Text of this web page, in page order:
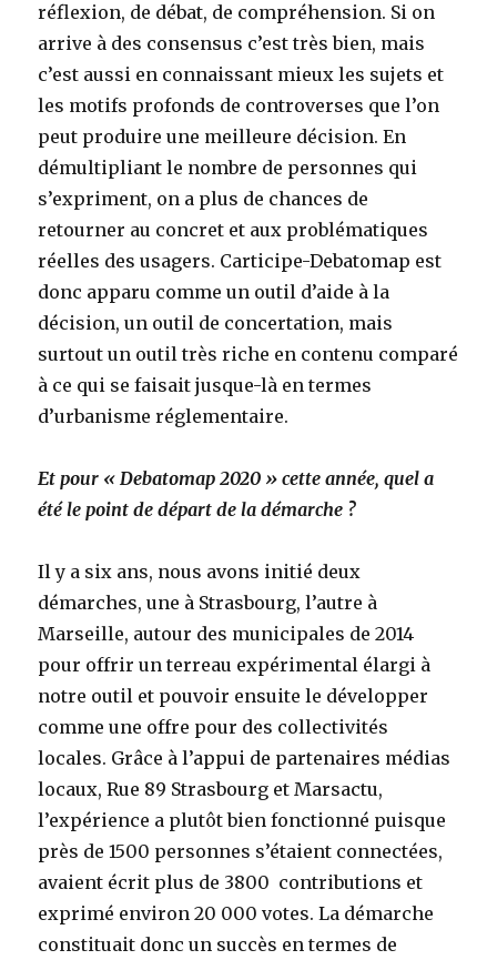
réflexion, de débat, de compréhension. Si on
arrive à des consensus c’est très bien, mais
c’est aussi en connaissant mieux les sujets et
les motifs profonds de controverses que l’on
peut produire une meilleure décision. En
démultipliant le nombre de personnes qui
s’expriment, on a plus de chances de
retourner au concret et aux problématiques
réelles des usagers. Carticipe-Debatomap est
donc apparu comme un outil d’aide à la
décision, un outil de concertation, mais
surtout un outil très riche en contenu comparé
à ce qui se faisait jusque-là en termes
d’urbanisme réglementaire.
Et pour « Debatomap 2020 » cette année, quel a
été le point de départ de la démarche ?
Il y a six ans, nous avons initié deux
démarches, une à Strasbourg, l’autre à
Marseille, autour des municipales de 2014
pour offrir un terreau expérimental élargi à
notre outil et pouvoir ensuite le développer
comme une offre pour des collectivités
locales. Grâce à l’appui de partenaires médias
locaux, Rue 89 Strasbourg et Marsactu,
l’expérience a plutôt bien fonctionné puisque
près de 1500 personnes s’étaient connectées,
avaient écrit plus de 3800 contributions et
exprimé environ 20 000 votes. La démarche
constituait donc un succès en termes de